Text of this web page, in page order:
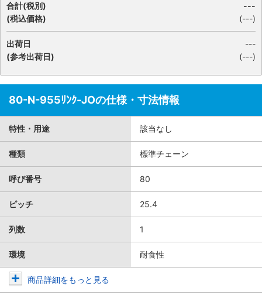
合計(税別)
(税込価格)
---
(---)
出荷日
(参考出荷日)
---
(---)
80-N-955ﾘﾝｸ-JOの仕様・寸法情報
特性・用途 該当なし
種類 標準チェーン
呼び番号 80
ピッチ 25.4
列数 1
環境 耐食性
商品詳細をもっと見る